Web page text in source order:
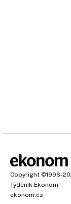
Copyright ©1996-
Týdeník Ekonom
ekonom.cz